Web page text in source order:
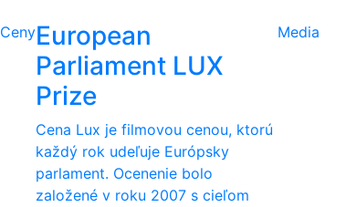
CenyEuropean
Parliament LUX
Prize
Cena Lux je filmovou cenou, ktorú
každý rok udeľuje Európsky
parlament. Ocenenie bolo
založené v roku 2007 s cieľom
Media